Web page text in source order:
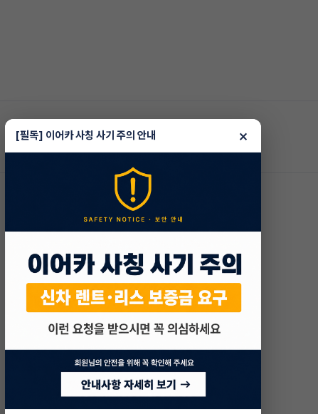
[필독] 이어카 사칭 사기 주의 안내 ×